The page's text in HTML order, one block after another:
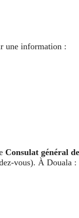
une information :
Consulat général
vous). À Douala :